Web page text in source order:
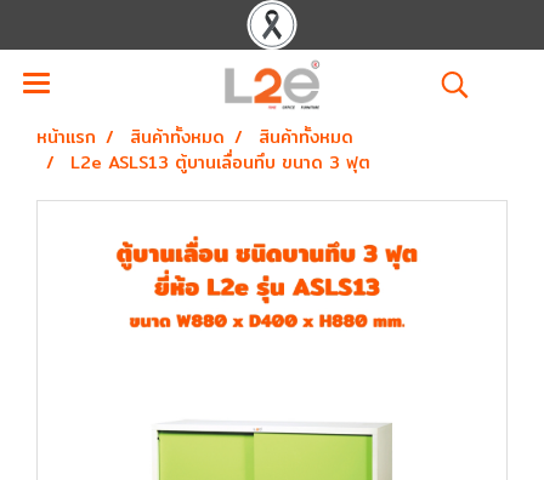
หน้าแรก สินค้าทั้งหมด
สินค้าทั้งหมด
L2e ASLS13 ตู้บานเลื่อนทึบ ขนาด 3 ฟุต